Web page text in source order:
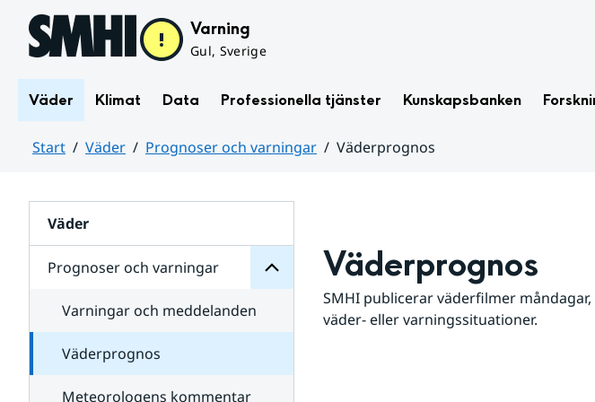
Hoppa till sidans innehåll Varning
Gul, Sverige
Väder Klimat Data Professionella tjänster Kunskapsbanken
Start Väder Prognoser och varningar
Väderprognos
Väder
Prognoser och varningar
för
varningar
Varningar och meddelanden
Väderprognos
Meteorologens kommentar
Väderprognos
SMHI publicerar väderfilmer
väder- eller varningssituationer.